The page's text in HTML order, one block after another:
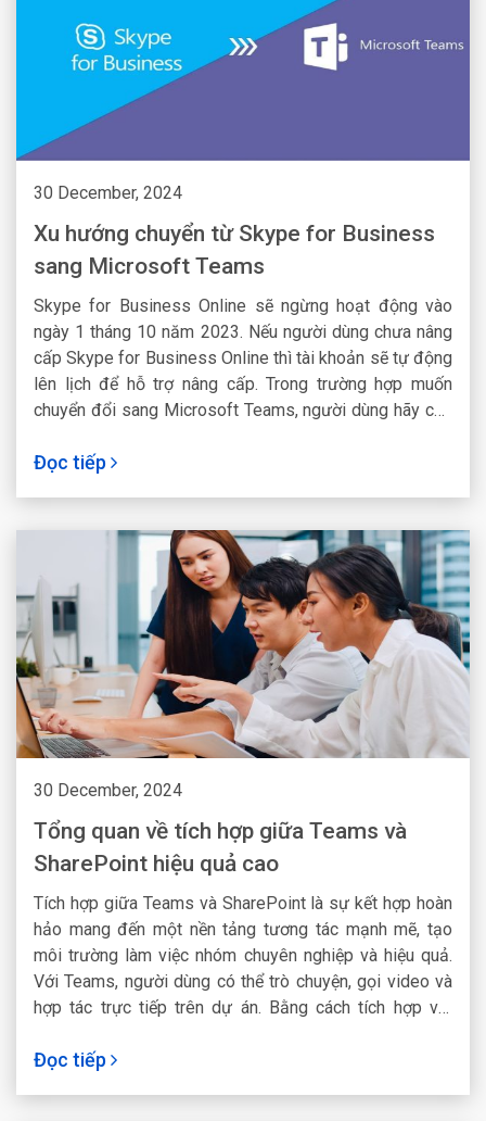
30 December, 2024
Xu hướng chuyển từ Skype for Business
sang Microsoft Teams
Skype for Business Online sẽ ngừng hoạt động vào
ngày 1 tháng 10 năm 2023. Nếu người dùng chưa nâng
cấp Skype for Business Online thì tài khoản sẽ tự động
lên lịch để hỗ trợ nâng cấp. Trong trường hợp muốn
chuyển đổi sang Microsoft Teams, người dùng hãy chủ
Đọc tiếp
30 December, 2024
Tổng quan về tích hợp giữa Teams và
SharePoint hiệu quả cao
Tích hợp giữa Teams và SharePoint là sự kết hợp hoàn
hảo mang đến một nền tảng tương tác mạnh mẽ, tạo
môi trường làm việc nhóm chuyên nghiệp và hiệu quả.
Với Teams, người dùng có thể trò chuyện, gọi video và
hợp tác trực tiếp trên dự án. Bằng cách tích hợp với
chia sẻ trực tiếp trong Teams. Từ đó tăng tính nhất
Đọc tiếp